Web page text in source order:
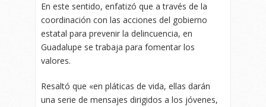
En este sentido, enfatizó que a través de la
coordinación con las acciones del gobierno
estatal para prevenir la delincuencia, en
Guadalupe se trabaja para fomentar los
valores.
Resaltó que «en pláticas de vida, ellas darán
una serie de mensajes dirigidos a los jóvenes,